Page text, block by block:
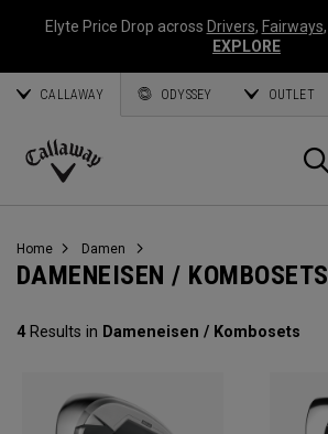
Elyte Price Drop across Drivers, Fairways,
EXPLORE
CALLAWAY ODYSSEY OUTLET
Callaway
Home Damen
DAMENEISEN / KOMBOSETS
4Results in Dameneisen / Kombosets